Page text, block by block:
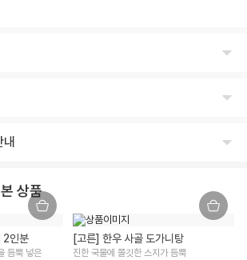
경우 생산자, 수입자 및 제조국)
소비기한
수량
과 다를 경우, 받으신 날부터 3개월 이내 교환/환불
다.
을 경우, 문제를 확인할 수 있는 사진 촬영 후 고객
상품
2인분
듬뿍 넣은
[고른] 한우 사골 도가니탕
진한 국물에 쫄깃한 스지가 듬뿍